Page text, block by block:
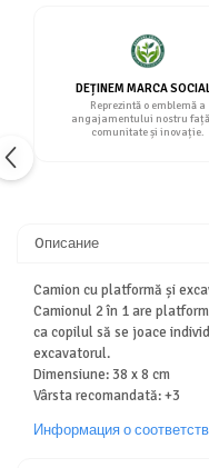
DEȚINEM MARCA
Reprezintă o emblemă a
angajamentului nostru
comunitate și inovație.
Oписание
Camion cu platformă și
Camionul 2 în 1 are
ca copilul să se joace
excavatorul.
Dimensiune: 38 x 8 cm
Vârsta recomandată: +3
Информация о